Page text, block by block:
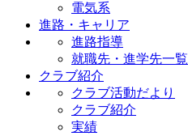
電気系
進路・キャリア
進路指導
就職先・進学先一覧
クラブ紹介
クラブ活動だより
クラブ紹介
実績